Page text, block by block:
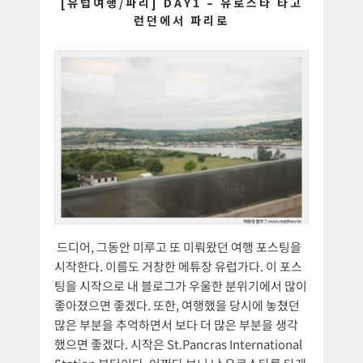
런던에서 파리로
드디어, 그동안 미루고 또 미뤄왔던 여행 포스팅을
시작한다. 이름도 거창한 메튜장 유럽가다. 이 포스
팅을 시작으로 내 블로그가 우울한 분위기에서 많이
좋아졌으면 좋겠다. 또한, 여행했을 당시에 놓쳤던
많은 부분을 추억하면서 보다 더 많은 부분을 생각
했으면 좋겠다. 시작은 St.Pancras International